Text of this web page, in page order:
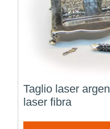
Taglio laser
laser fibra